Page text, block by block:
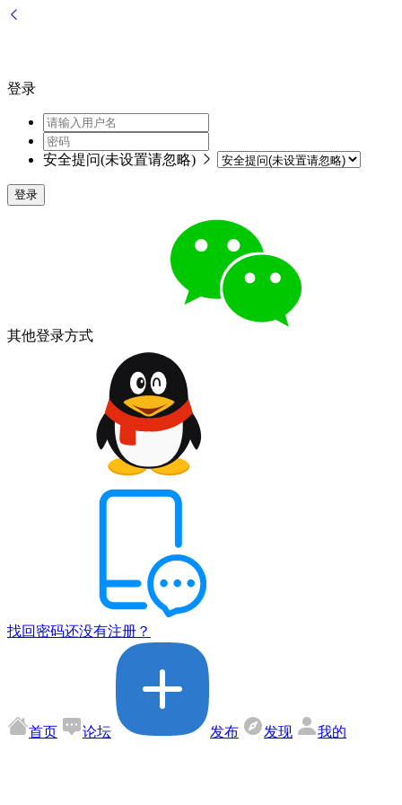
登录
安全提问(未设置请忽略)
登录
其他登录方式
找回密码还没有注册？
首页 论坛 发布 发现 我的